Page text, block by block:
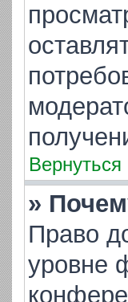
Вернуться
»
Право
уровне